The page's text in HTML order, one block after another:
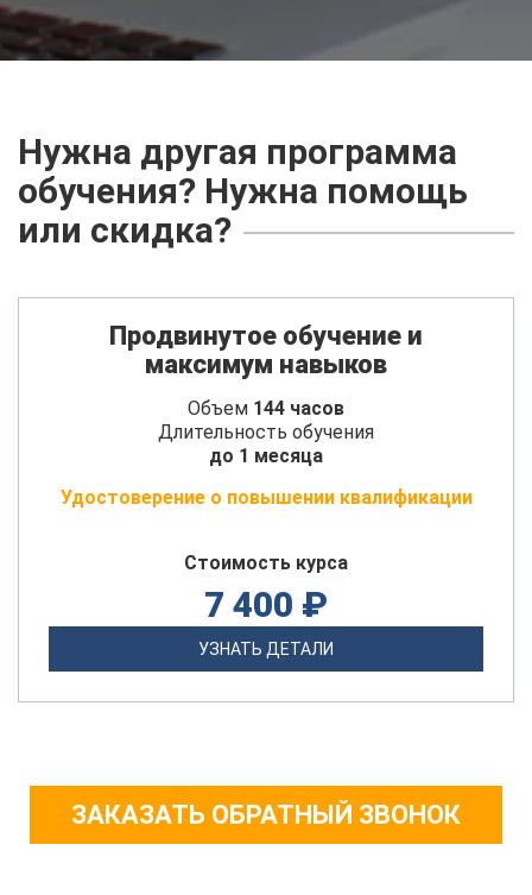
Нужна другая программа
обучения? Нужна помощь
или скидка?
Продвинутое обучение и
максимум навыков
Объем 144 часов
Длительность обучения
до 1 месяца
Удостоверение о повышении квалификации
Стоимость курса
7 400 ₽
УЗНАТЬ ДЕТАЛИ
ЗАКАЗАТЬ ОБРАТНЫЙ ЗВОНОК